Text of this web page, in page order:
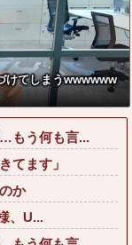
警
衛
結
w
らｗｗｗｗｗｗ
ｗｗｗｗｗｗｗ
ｗｗｗｗｗｗｗ
ｗ
けてしまうwwwwww
…もう何も言...
てます」
か
、U...